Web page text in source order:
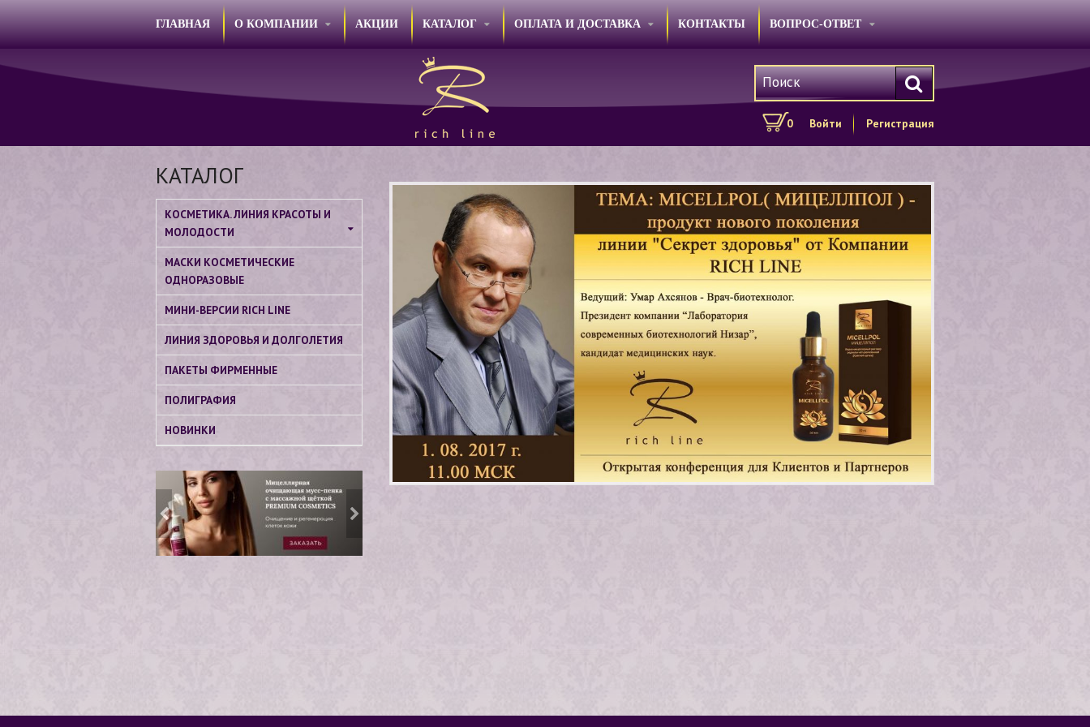
ГЛАВНАЯ О КОМПАНИИ АКЦИИ КАТАЛОГ ОПЛАТА И ДОСТАВКА КОНТАКТЫ ВОПРОС-ОТВЕТ
0 Войти Регистрация
КАТАЛОГ
КОСМЕТИКА. ЛИНИЯ КРАСОТЫ И
МОЛОДОСТИ
МАСКИ КОСМЕТИЧЕСКИЕ
ОДНОРАЗОВЫЕ
МИНИ-ВЕРСИИ RICH LINE
ЛИНИЯ ЗДОРОВЬЯ И ДОЛГОЛЕТИЯ
ПАКЕТЫ ФИРМЕННЫЕ
ПОЛИГРАФИЯ
НОВИНКИ